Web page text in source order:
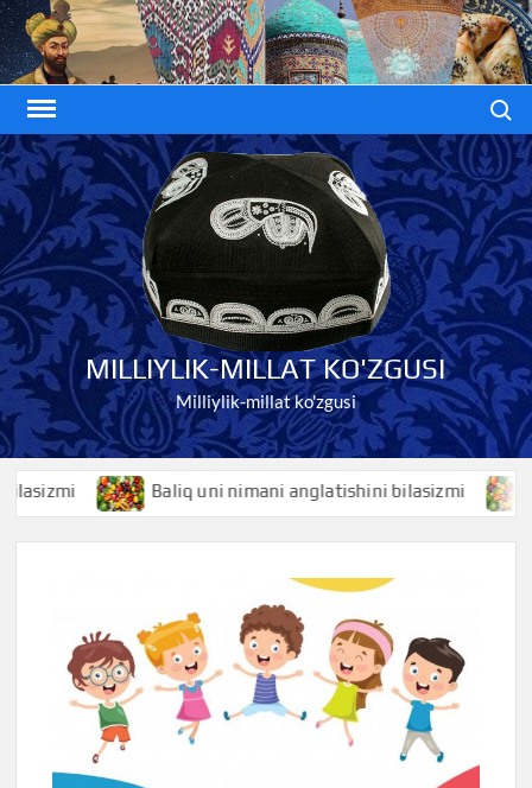
Skip
to
content
MILLIYLIK-MILLAT KO'ZGUSI
Milliylik-millat ko'zgusi
Baliq uni nimani anglatishini bilasizmi